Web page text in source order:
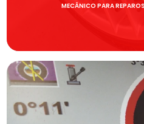
MECÂNICO PARA